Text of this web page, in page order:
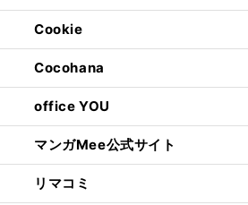
Cookie
Cocohana
office YOU
マンガMee公式サイト
リマコミ